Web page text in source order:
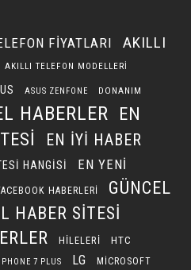
FIYATLARI
AKILLI
AKILLI TELEFON MODELLERI
ASUS ZENFONE DONANIM
HABERLER EN
EN IYI HABER
HANGISI
EN YENI
HABERLERI
GÜNCEL
HABER SITESI
HILELERI HTC
IPHONE 7 PLUS LG MICROSOFT